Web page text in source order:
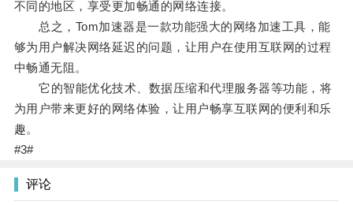
不同的地区，享受更加畅通的网络连接。
总之，Tom加速器是一款功能强大的网络加速工具，能
够为用户解决网络延迟的问题，让用户在使用互联网的过程
中畅通无阻。
它的智能优化技术、数据压缩和代理服务器等功能，将
为用户带来更好的网络体验，让用户畅享互联网的便利和乐
趣。
#3#
评论